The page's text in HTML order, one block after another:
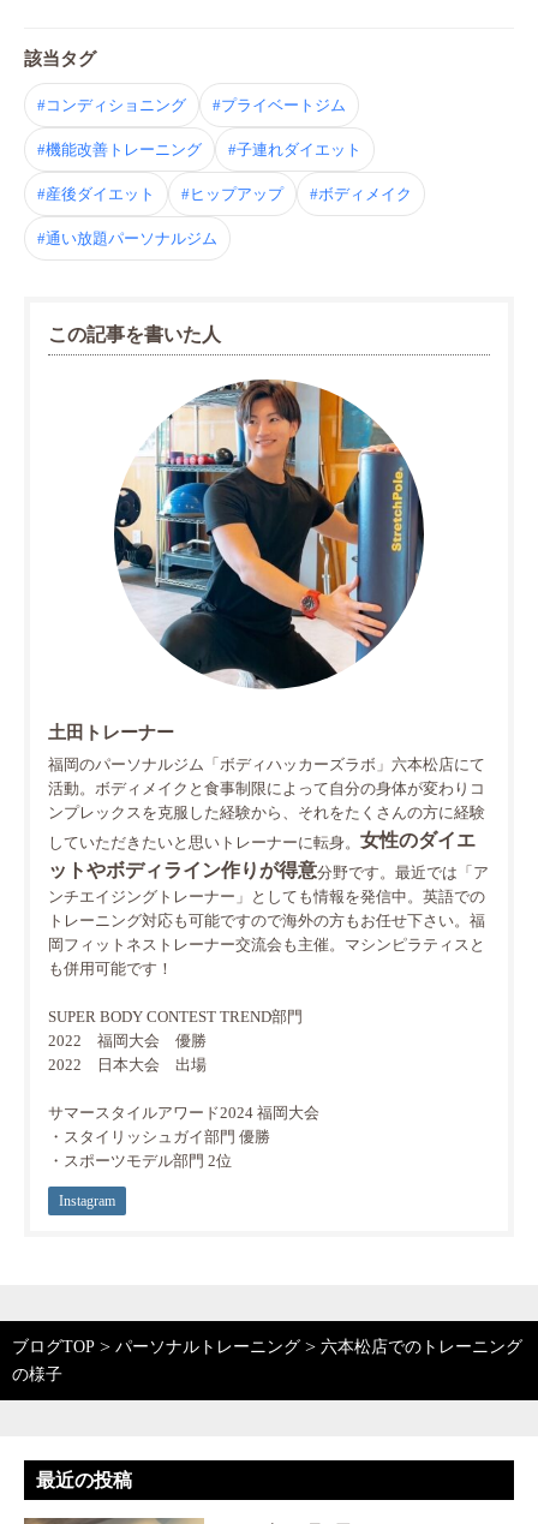
該当タグ
#コンディショニング #プライベートジム
#機能改善トレーニング #子連れダイエット
#産後ダイエット #ヒップアップ #ボディメイク
#通い放題パーソナルジム
この記事を書いた人
土田トレーナー
福岡のパーソナルジム「ボディハッカーズラボ」六本松店にて
活動。ボディメイクと食事制限によって自分の身体が変わりコ
ンプレックスを克服した経験から、それをたくさんの方に経験
していただきたいと思いトレーナーに転身。 女性のダイエ
ットやボディライン作りが得意分野です。最近では「ア
ンチエイジングトレーナー」としても情報を発信中。英語での
トレーニング対応も可能ですので海外の方もお任せ下さい。福
岡フィットネストレーナー交流会も主催。マシンピラティスと
も併用可能です！
SUPER BODY CONTEST TREND部門
2022 福岡大会 優勝
2022 日本大会 出場
サマースタイルアワード2024 福岡大会
・スタイリッシュガイ部門 優勝
・スポーツモデル部門 2位
Instagram
ブログTOP > パーソナルトレーニング > 六本松店でのトレーニング
の様子
最近の投稿